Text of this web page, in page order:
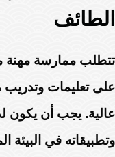
الطائف
تتطلب ممارسة
على تعليمات وتدريب
عالية. يجب أن يكون
وتطبيقاته في البيئة